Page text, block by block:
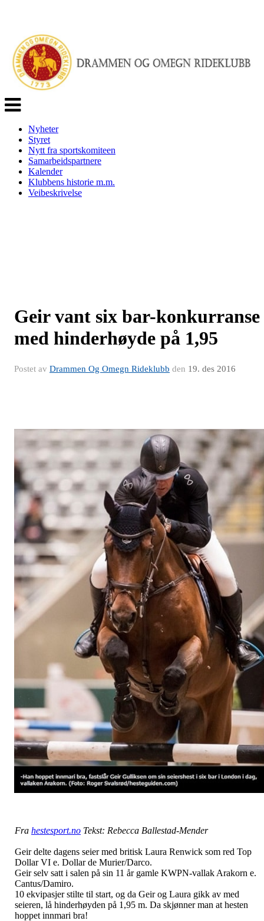
Veksle
navigasjon
Nyheter
Styret
Nytt fra sportskomiteen
Samarbeidspartnere
Kalender
Klubbens historie m.m.
Veibeskrivelse
Geir vant six bar-konkurranse
med hinderhøyde på 1,95
Postet av Drammen Og Omegn Rideklubb den 19. des 2016
Fra hestesport.no Tekst: Rebecca Ballestad-Mender
Geir delte dagens seier med britisk Laura Renwick som red Top
Dollar VI e. Dollar de Murier/Darco.
Geir selv satt i salen på sin 11 år gamle KWPN-vallak Arakorn e.
Cantus/Damiro.
10 ekvipasjer stilte til start, og da Geir og Laura gikk av med
seieren, lå hinderhøyden på 1,95 m. Da skjønner man at hesten
hoppet innmari bra!